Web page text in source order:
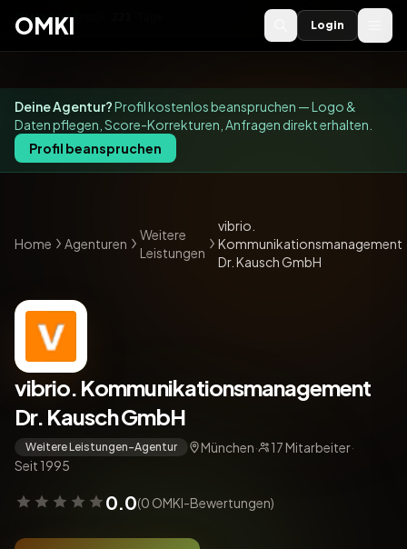
OMKI 2027
OMKI Login
Deine Agentur?Profil kostenlos beanspruchen — Logo &
Daten pflegen, Score-Korrekturen, Anfragen direkt erhalten.
Profil beanspruchen
Home Agenturen
Weitere
Leistungen
vibrio.
Kommunikationsmanagement
Dr. Kausch GmbH
vibrio. Kommunikationsmanagement
Dr. Kausch GmbH
Weitere Leistungen-Agentur München· 17 Mitarbeiter·
Seit 1995
0.0(0 OMKI-Bewertungen)